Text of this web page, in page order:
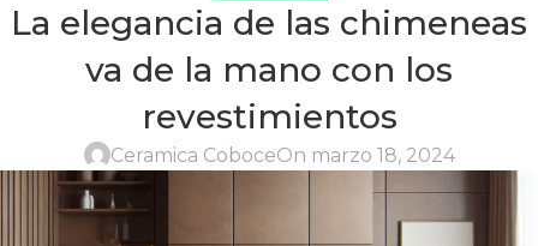
La elegancia de las chimeneas
va de la mano con los
revestimientos
Ceramica CoboceOn marzo 18, 2024